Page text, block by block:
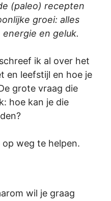
(paleo) recepten
groei: alles
en geluk.
schreef ik al over het
en leefstijl en hoe je
grote vraag die
hoe kan je die
weg te helpen.
wil je graag